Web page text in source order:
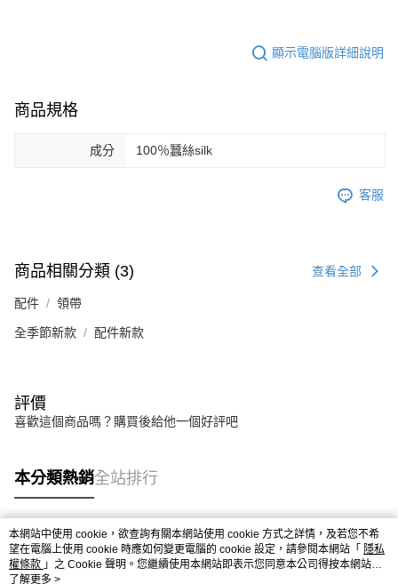
顯示電腦版詳細說明
商品規格
成分 100％蠶絲silk
客服
商品相關分類 (3) 查看全部
配件 領帶
全季節新款 配件新款
評價
喜歡這個商品嗎？購買後給他一個好評吧
本分類熱銷全站排行
熱門標籤
本網站中使用 cookie，欲查詢有關本網站使用 cookie 方式之詳情，及若您不希
望在電腦上使用 cookie 時應如何變更電腦的 cookie 設定，請參閱本網站「 隱私
權條款 」之 Cookie 聲明。您繼續使用本網站即表示您同意本公司得按本網站使
用條款之 Cookie 聲明使用 cookie。
了解更多 >